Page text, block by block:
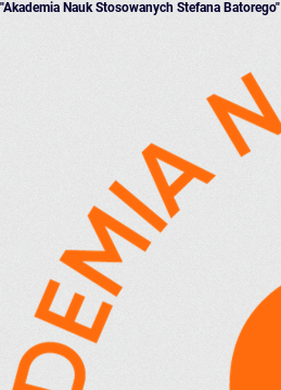
"Akademia Nauk Stosowanych Stefana Batorego"